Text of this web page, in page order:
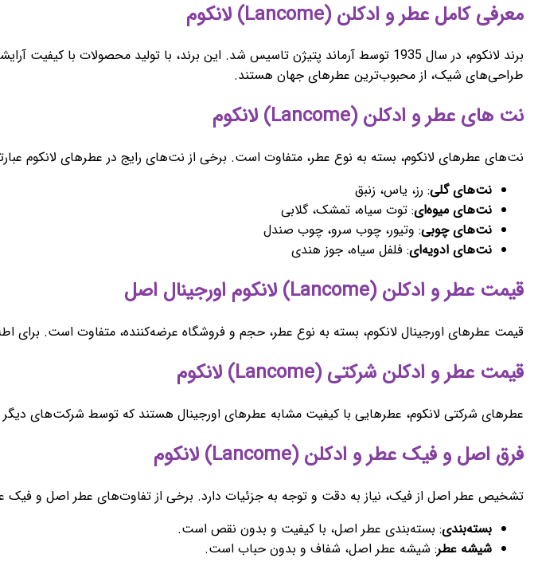
معرفی کامل عطر و ادکلن (Lancome) لانکوم
برند لانکوم، در سال 1935 توسط آرماند پتیژن تاسیس شد. این برند، با تولید
طراحی‌های شیک، از محبوب‌ترین عطرهای جهان هستند.
نت های عطر و ادکلن (Lancome) لانکوم
نت‌های عطرهای لانکوم، بسته به نوع عطر، متفاوت است. برخی از نت‌های رایج در عطرهای لانکوم
نت‌های گلی: رز، یاس، زنبق
نت‌های میوه‌ای: توت سیاه، تمشک، گلابی
نت‌های چوبی: وتیور، چوب سرو، چوب صندل
نت‌های ادویه‌ای: فلفل سیاه، جوز هندی
قیمت عطر و ادکلن (Lancome) لانکوم اورجینال اصل
قیمت عطرهای اورجینال لانکوم، بسته به نوع عطر، حجم و فروشگاه عرضه‌کننده، متفاوت است. برای
قیمت عطر و ادکلن شرکتی (Lancome) لانکوم
عطرهای شرکتی لانکوم، عطرهایی با کیفیت مشابه عطرهای اورجینال هستند که توسط شرکت‌های
فرق اصل و فیک عطر و ادکلن (Lancome) لانکوم
تشخیص عطر اصل از فیک، نیاز به دقت و توجه به جزئیات دارد. برخی از تفاوت‌های عطر اصل و فیک
بسته‌بندی: بسته‌بندی عطر اصل، با کیفیت و بدون نقص است.
شیشه عطر: شیشه عطر اصل، شفاف و بدون حباب است.